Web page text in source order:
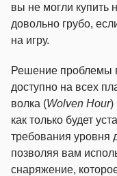
вы не могли
довольно грубо,
на игру.
Решение проблемы
доступно на всех
волка (Wolven Hour)
как только будет
требования уровня
позволяя вам
снаряжение,